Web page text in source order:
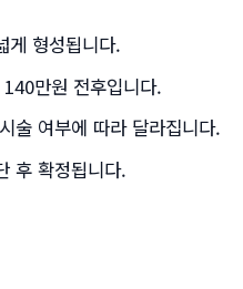
게 형성됩니다.
만원 전후입니다.
술 여부에 따라 달라집니다.
후 확정됩니다.